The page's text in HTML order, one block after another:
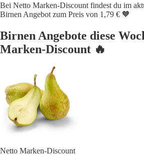
Bei Netto Marken-Discount findest du im
Birnen Angebot zum Preis von 1,79 € 🧡
Birnen Angebote diese
Marken-Discount 🔥
Netto Marken-Discount